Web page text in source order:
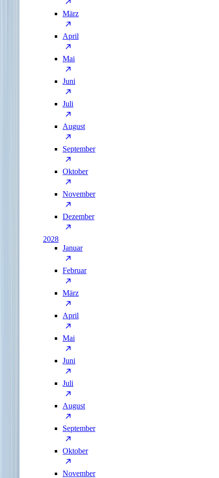
März
April
Mai
Juni
Juli
August
September
Oktober
November
Dezember
2028
Januar
Februar
März
April
Mai
Juni
Juli
August
September
Oktober
November